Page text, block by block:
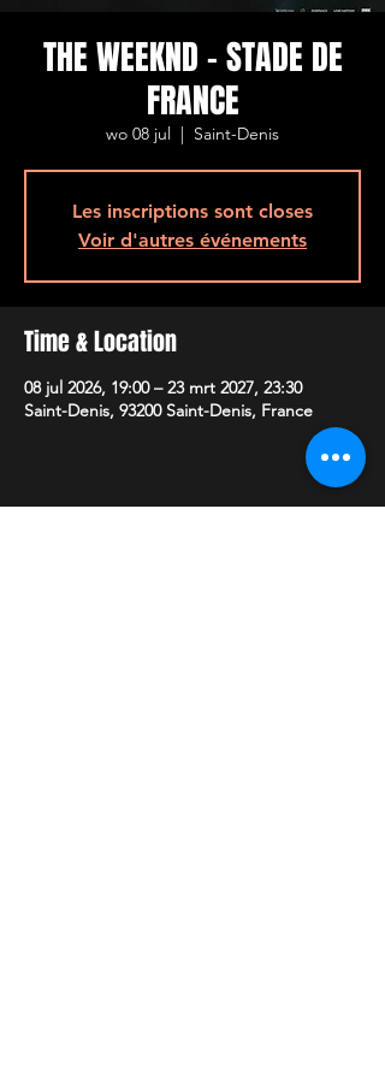
THE WEEKND - STADE DE
FRANCE
wo 08 jul
  |
Saint-Denis
Les inscriptions sont closes
Voir d'autres événements
Time & Location
08 jul 2026, 19:00 – 23 mrt 2027, 23:30
Saint-Denis, 93200 Saint-Denis, France